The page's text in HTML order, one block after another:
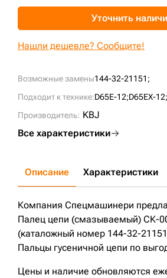
Возможные замены144-32-21151;
Подходит к технике:D65E-12;D65EX-12;
Производитель: KBJ
Все характеристики
Уточнить
Нашли дешевле? Сообщите!
Описание Характеристики
Компания Спецмашинери
Палец цепи (смазываемый) СК-
(каталожный номер 144-32-
Пальцы гусеничной цепи по
Цены и наличие обновляются